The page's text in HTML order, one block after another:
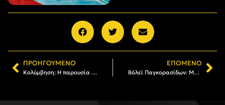
ΠΡΟΗΓΟΎΜΕΝΟ
Κολύμβηση: Η παρουσία του προαγωνιστικού τμήματος του ΑΡΗ στη διοργάνωση «Λευκός Πύργος 2026»
ΕΠΌΜΕΝΟ
Bόλεϊ Παγκορασίδων: Με δεύτερη νίκη επί των Πεύκων (1-3), o ΑΡΗΣ στο Final Four!